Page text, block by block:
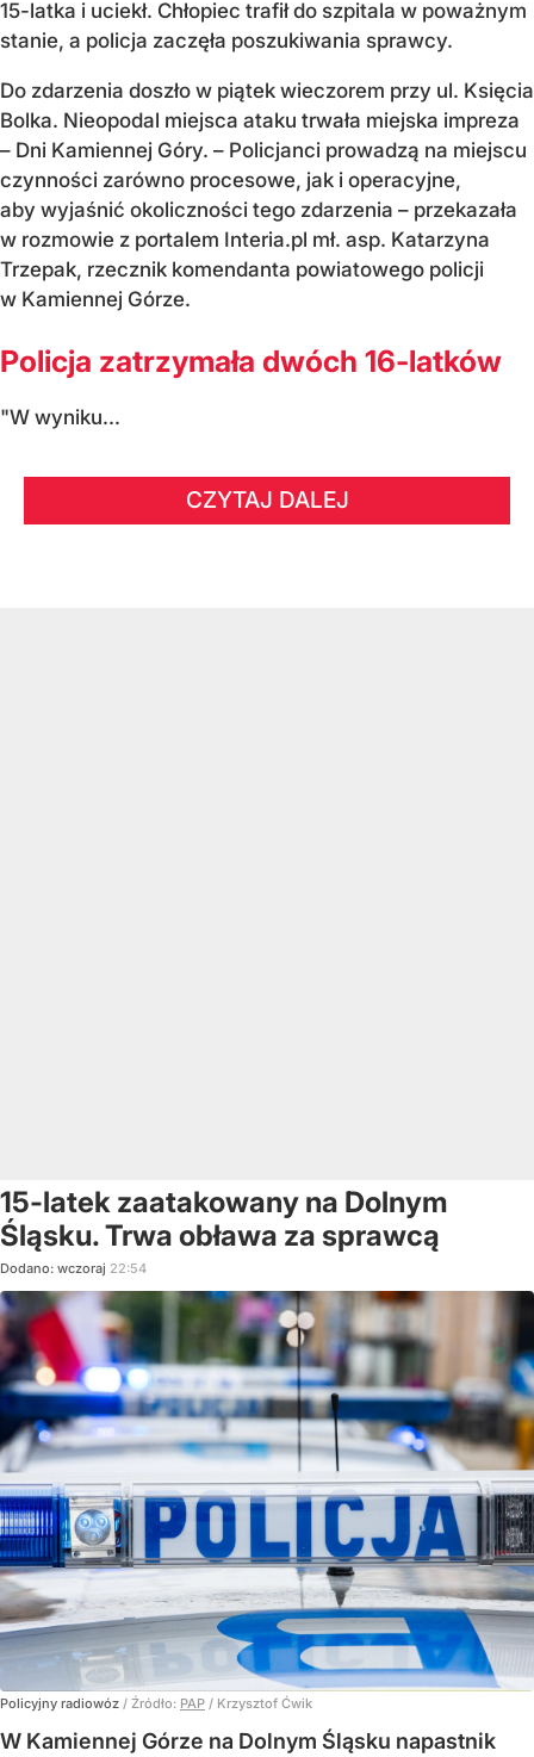
15-latka i uciekł. Chłopiec trafił do szpitala w poważnym
stanie, a policja zaczęła poszukiwania sprawcy.
Do zdarzenia doszło w piątek wieczorem przy ul. Księcia
Bolka. Nieopodal miejsca ataku trwała miejska impreza
– Dni Kamiennej Góry. – Policjanci prowadzą na miejscu
czynności zarówno procesowe, jak i operacyjne,
aby wyjaśnić okoliczności tego zdarzenia – przekazała
w rozmowie z portalem Interia.pl mł. asp. Katarzyna
Trzepak, rzecznik komendanta powiatowego policji
w Kamiennej Górze.
Policja zatrzymała dwóch 16-latków
"W wyniku...
CZYTAJ DALEJ
15-latek zaatakowany na Dolnym
Śląsku. Trwa obława za sprawcą
Dodano: wczoraj 22:54
Policyjny radiowóz / Źródło: PAP / Krzysztof Ćwik
W Kamiennej Górze na Dolnym Śląsku napastnik